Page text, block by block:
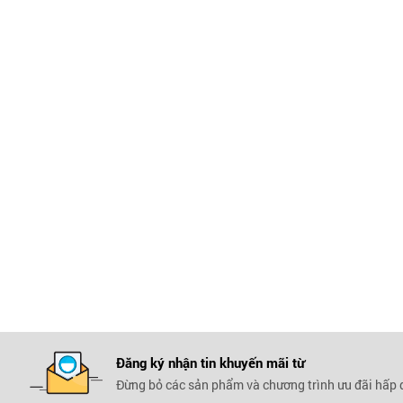
Đăng ký nhận tin khuyến mãitừ
Đừng bỏ các sản phẩm và chương trình ưu đãi hấp